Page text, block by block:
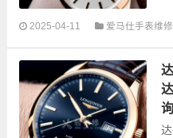
2025-04-11 爱马仕手表维
询